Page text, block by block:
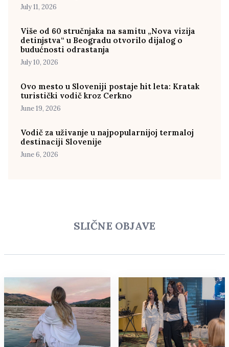
July 11, 2026
Više od 60 stručnjaka na samitu „Nova vizija
detinjstva“ u Beogradu otvorilo dijalog o
budućnosti odrastanja
July 10, 2026
Ovo mesto u Sloveniji postaje hit leta: Kratak
turistički vodič kroz Cerkno
June 19, 2026
Vodič za uživanje u najpopularnijoj termaloj
destinaciji Slovenije
June 6, 2026
SLIČNE OBJAVE